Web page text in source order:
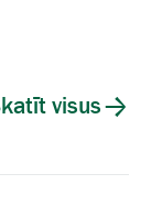
visus